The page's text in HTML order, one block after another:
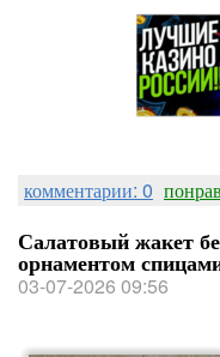
комментарии: 0
Салатовый жакет
орнаментом
03-07-2026 09:56